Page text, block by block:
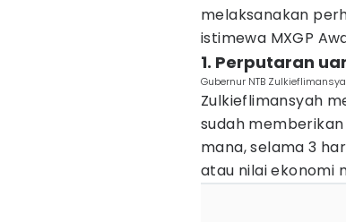
melaksanakan
istimewa MXGP
1. Perputaran
Gubernur NTB
Zulkieflimansyah
sudah
mana, selama 3
atau nilai ekonomi